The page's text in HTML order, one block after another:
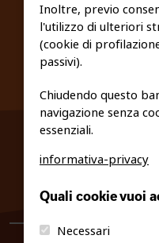
PRIVACY
info@fiso.it
Inoltre, previo
l'utilizzo di ulteriori
(cookie di
passivi).
Chiudendo questo
navigazione senza
essenziali.
informativa-privacy
Quali cookie vuoi
Necessari